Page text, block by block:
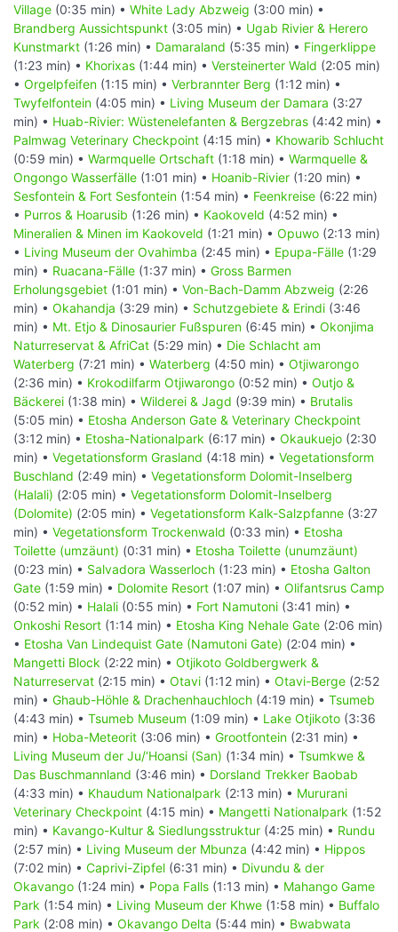
Village (0:35 min) • White Lady Abzweig (3:00 min) •
Brandberg Aussichtspunkt (3:05 min) • Ugab Rivier & Herero
Kunstmarkt (1:26 min) • Damaraland (5:35 min) • Fingerklippe
(1:23 min) • Khorixas (1:44 min) • Versteinerter Wald (2:05 min)
• Orgelpfeifen (1:15 min) • Verbrannter Berg (1:12 min) •
Twyfelfontein (4:05 min) • Living Museum der Damara (3:27
min) • Huab-Rivier: Wüstenelefanten & Bergzebras (4:42 min) •
Palmwag Veterinary Checkpoint (4:15 min) • Khowarib Schlucht
(0:59 min) • Warmquelle Ortschaft (1:18 min) • Warmquelle &
Ongongo Wasserfälle (1:01 min) • Hoanib-Rivier (1:20 min) •
Sesfontein & Fort Sesfontein (1:54 min) • Feenkreise (6:22 min)
• Purros & Hoarusib (1:26 min) • Kaokoveld (4:52 min) •
Mineralien & Minen im Kaokoveld (1:21 min) • Opuwo (2:13 min)
• Living Museum der Ovahimba (2:45 min) • Epupa-Fälle (1:29
min) • Ruacana-Fälle (1:37 min) • Gross Barmen
Erholungsgebiet (1:01 min) • Von-Bach-Damm Abzweig (2:26
min) • Okahandja (3:29 min) • Schutzgebiete & Erindi (3:46
min) • Mt. Etjo & Dinosaurier Fußspuren (6:45 min) • Okonjima
Naturreservat & AfriCat (5:29 min) • Die Schlacht am
Waterberg (7:21 min) • Waterberg (4:50 min) • Otjiwarongo
(2:36 min) • Krokodilfarm Otjiwarongo (0:52 min) • Outjo &
Bäckerei (1:38 min) • Wilderei & Jagd (9:39 min) • Brutalis
(5:05 min) • Etosha Anderson Gate & Veterinary Checkpoint
(3:12 min) • Etosha-Nationalpark (6:17 min) • Okaukuejo (2:30
min) • Vegetationsform Grasland (4:18 min) • Vegetationsform
Buschland (2:49 min) • Vegetationsform Dolomit-Inselberg
(Halali) (2:05 min) • Vegetationsform Dolomit-Inselberg
(Dolomite) (2:05 min) • Vegetationsform Kalk-Salzpfanne (3:27
min) • Vegetationsform Trockenwald (0:33 min) • Etosha
Toilette (umzäunt) (0:31 min) • Etosha Toilette (unumzäunt)
(0:23 min) • Salvadora Wasserloch (1:23 min) • Etosha Galton
Gate (1:59 min) • Dolomite Resort (1:07 min) • Olifantsrus Camp
(0:52 min) • Halali (0:55 min) • Fort Namutoni (3:41 min) •
Onkoshi Resort (1:14 min) • Etosha King Nehale Gate (2:06 min)
• Etosha Van Lindequist Gate (Namutoni Gate) (2:04 min) •
Mangetti Block (2:22 min) • Otjikoto Goldbergwerk &
Naturreservat (2:15 min) • Otavi (1:12 min) • Otavi-Berge (2:52
min) • Ghaub-Höhle & Drachenhauchloch (4:19 min) • Tsumeb
(4:43 min) • Tsumeb Museum (1:09 min) • Lake Otjikoto (3:36
min) • Hoba-Meteorit (3:06 min) • Grootfontein (2:31 min) •
Living Museum der Ju/‘Hoansi (San) (1:34 min) • Tsumkwe &
Das Buschmannland (3:46 min) • Dorsland Trekker Baobab
(4:33 min) • Khaudum Nationalpark (2:13 min) • Mururani
Veterinary Checkpoint (4:15 min) • Mangetti Nationalpark (1:52
min) • Kavango-Kultur & Siedlungsstruktur (4:25 min) • Rundu
(2:57 min) • Living Museum der Mbunza (4:42 min) • Hippos
(7:02 min) • Caprivi-Zipfel (6:31 min) • Divundu & der
Okavango (1:24 min) • Popa Falls (1:13 min) • Mahango Game
Park (1:54 min) • Living Museum der Khwe (1:58 min) • Buffalo
Park (2:08 min) • Okavango Delta (5:44 min) • Bwabwata